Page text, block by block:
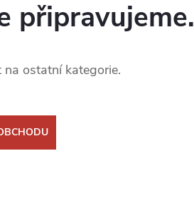
připravujeme.
na ostatní kategorie.